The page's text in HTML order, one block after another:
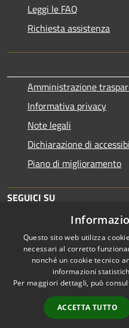
Leggi le FAQ
Richiesta assistenza
Amministrazione
Informativa privacy
Note legali
Dichiarazione di
Piano di miglioramento
SEGUICI SU
RSS
Accessibilità
Questo sito web utilizza
necessari al corretto
nonché un cookie tecnico
informazioni
Per maggiori dettagli, può
ACCETTA TUTTO